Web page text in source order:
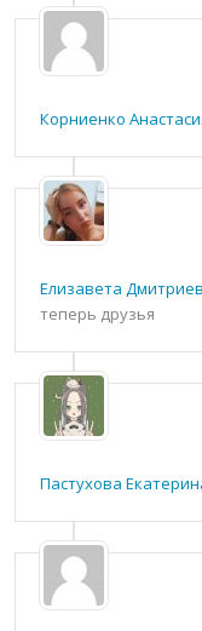
Корниенко
Елизавета
теперь друзья
Пастухова